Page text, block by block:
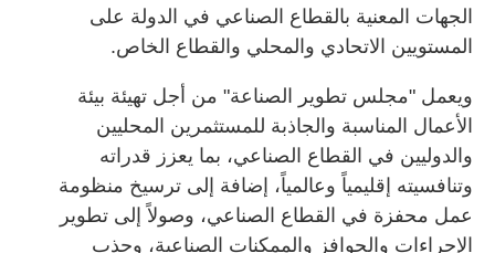
الجهات المعنية بالقطاع الصناعي في الدولة على
المستويين الاتحادي والمحلي والقطاع الخاص.
ويعمل "مجلس تطوير الصناعة" من أجل تهيئة بيئة
الأعمال المناسبة والجاذبة للمستثمرين المحليين
والدوليين في القطاع الصناعي، بما يعزز قدراته
وتنافسيته إقليمياً وعالمياً، إضافة إلى ترسيخ منظومة
عمل محفزة في القطاع الصناعي، وصولاً إلى تطوير
الإجراءات والحوافز والممكنات الصناعية، وجذب